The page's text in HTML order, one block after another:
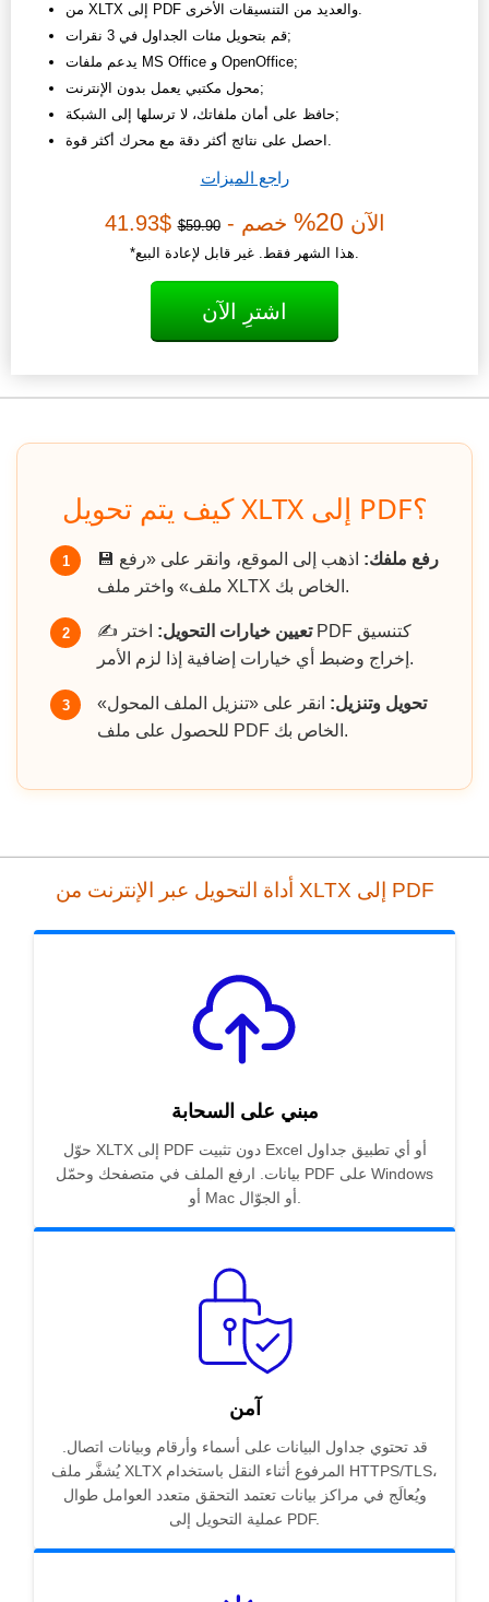
من XLTX إلى PDF والعديد من التنسيقات الأخرى.
قم بتحويل مئات الجداول في 3 نقرات;
يدعم ملفات MS Office و OpenOffice;
محول مكتبي يعمل بدون الإنترنت;
حافظ على أمان ملفاتك، لا ترسلها إلى الشبكة;
احصل على نتائج أكثر دقة مع محرك أكثر قوة.
راجع الميزات
الآن 20% خصم -59.90$
$41.93
*هذا الشهر فقط. غير قابل لإعادة البيع.
اشترِ الآن
كيف يتم تحويل XLTX إلى PDF؟
1 💾 رفع ملفك: اذهب إلى الموقع، وانقر على «رفع
ملف» واختر ملف XLTX الخاص بك.
2 ✍️ تعيين خيارات التحويل: اختر PDF كتنسيق
إخراج وضبط أي خيارات إضافية إذا لزم الأمر.
3 تحويل وتنزيل: انقر على «تنزيل الملف المحول»
للحصول على ملف PDF الخاص بك.
أداة التحويل عبر الإنترنت من XLTX إلى PDF
مبني على السحابة
حوّل XLTX إلى PDF دون تثبيت Excel أو أي تطبيق جداول
بيانات. ارفع الملف في متصفحك وحمّل PDF على Windows
أو Mac أو الجوّال.
آمن
قد تحتوي جداول البيانات على أسماء وأرقام وبيانات اتصال.
يُشفَّر ملف XLTX المرفوع أثناء النقل باستخدام HTTPS/TLS،
ويُعالَج في مراكز بيانات تعتمد التحقق متعدد العوامل طوال
عملية التحويل إلى PDF.